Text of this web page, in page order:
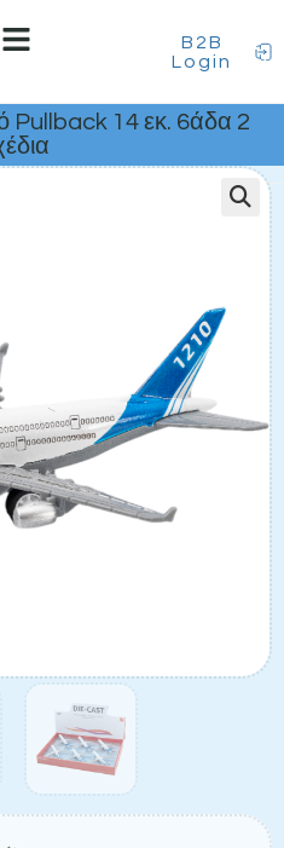
B2B
Login
Pullback 14 εκ. 6άδα 2